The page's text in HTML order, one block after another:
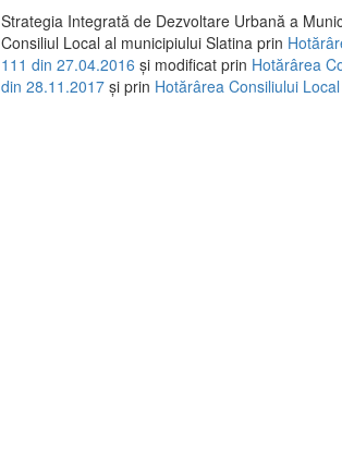
Strategia Integrată de Dezvoltare Urbană a
Consiliul Local al municipiului Slatina prin
111 din 27.04.2016 și modificat prin Hotărârea
din 28.11.2017 și prin Hotărârea Consiliului